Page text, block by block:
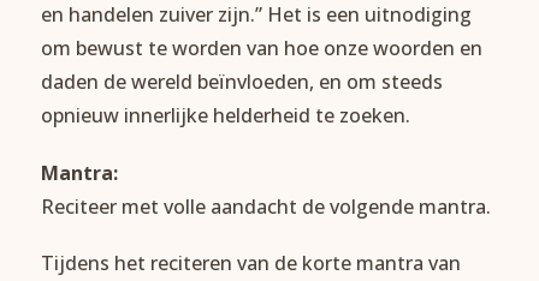
en handelen zuiver zijn.” Het is een uitnodiging
om bewust te worden van hoe onze woorden en
daden de wereld beïnvloeden, en om steeds
opnieuw innerlijke helderheid te zoeken.
Mantra:
Reciteer met volle aandacht de volgende mantra.
Tijdens het reciteren van de korte mantra van